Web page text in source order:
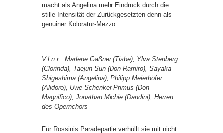
macht als Angelina mehr Eindruck durch die
stille Intensität der Zurückgesetzten denn als
genuiner Koloratur-Mezzo.
V.l.n.r.: Marlene Gaßner (Tisbe), Ylva Stenberg
(Clorinda), Taejun Sun (Don Ramiro), Sayaka
Shigeshima (Angelina), Philipp Meierhöfer
(Alidoro), Uwe Schenker-Primus (Don
Magnifico), Jonathan Michie (Dandini), Herren
des Opernchors
Für Rossinis Paradepartie verhüllt sie mit nicht